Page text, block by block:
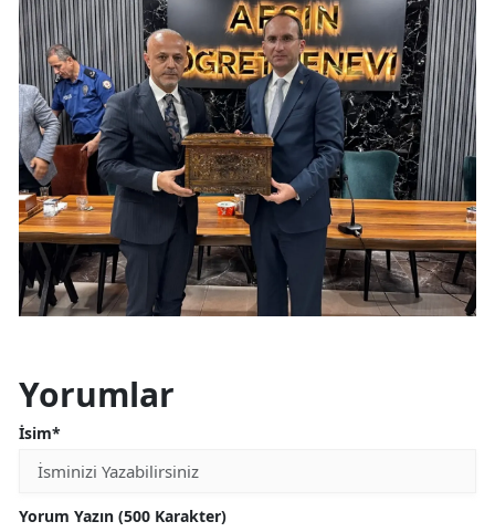
Yorumlar
İsim*
Yorum Yazın (500 Karakter)